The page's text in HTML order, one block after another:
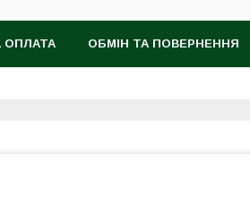
ОПЛАТА ОБМІН ТА ПОВЕРНЕННЯ